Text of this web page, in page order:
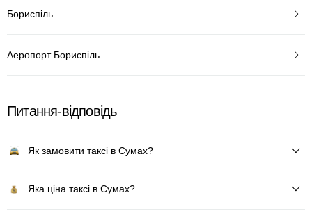
Бориспіль
Аеропорт Бориспіль
Питання-відповідь
Як замовити таксі в Сумах?
Яка ціна таксі в Сумах?